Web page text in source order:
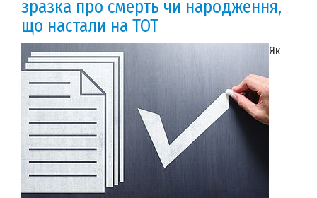
зразка про смерть чи народження,
що настали на ТОТ
Як